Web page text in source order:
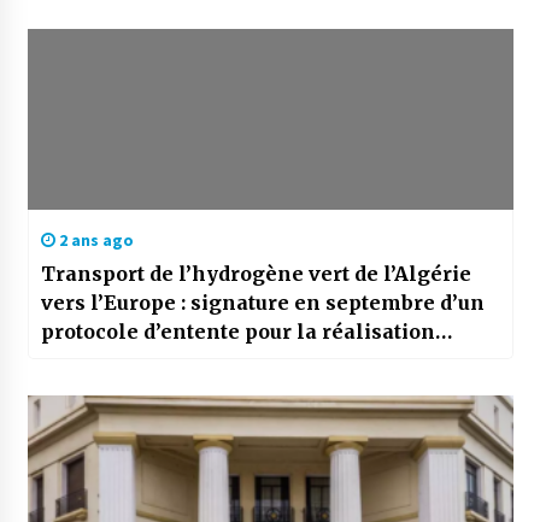
2 ans ago
Transport de l’hydrogène vert de l’Algérie
vers l’Europe : signature en septembre d’un
protocole d’entente pour la réalisation